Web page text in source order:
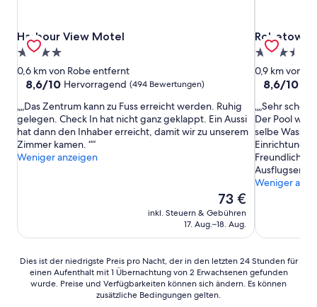
Harbour View Motel
Harbour View Motel
4.0-
Sterne-
Unterkunft
0,6 km von Robe entfernt
8.6
10,
Hervorragend,
(494
Bewertungen)
8,6/10 Hervorragend (494 Bewertungen)
„Das Zentrum kann zu Fuss erreicht werden. Ruhig
gelegen. Check In hat nicht ganz geklappt. Ein Aussi
hat dann den Inhaber erreicht, damit wir zu unserem
Zimmer kamen. “
Weniger anzeigen
Der
Preis
beträgt
73 €
inkl. Steuern & Gebühren
17. Aug.–18. Aug.
Robetown
Robetown
3.5-
Sterne-
Unterkunft
0,9 km von
8.6
10,
(777
8,6/10
„Sehr
Der Pool war
selbe
Einrichtung
Freundlicher
Weniger
Dies
der
Dies ist der niedrigste Preis pro Nacht, der in den letzten 24 Stunden für
einen Aufenthalt mit 1 Übernachtung von 2 Erwachsenen gefunden
wurde. Preise und Verfügbarkeiten können sich ändern. Es können
zusätzliche Bedingungen gelten.